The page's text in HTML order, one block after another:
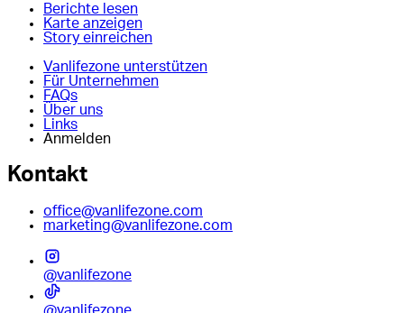
Berichte lesen
Karte anzeigen
Story einreichen
Vanlifezone unterstützen
Für Unternehmen
FAQs
Über uns
Links
Anmelden
Kontakt
office@vanlifezone.com
marketing@vanlifezone.com
@vanlifezone
@vanlifezone